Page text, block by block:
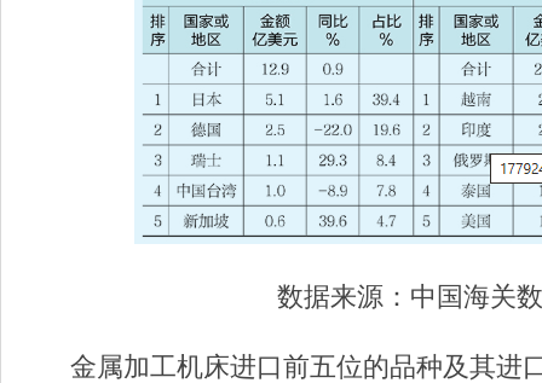
数据来源：中国海关
金属加工机床进口前五位的品种及其进